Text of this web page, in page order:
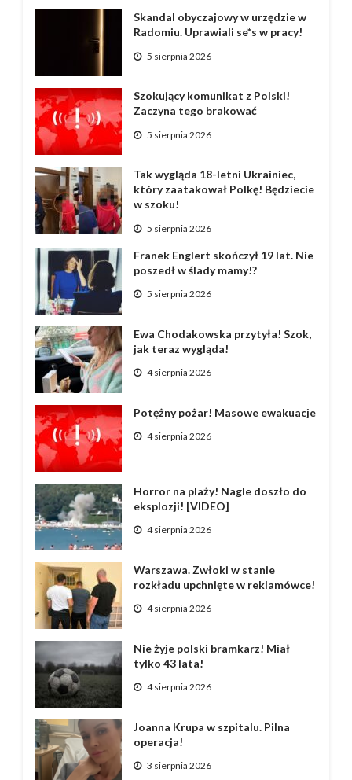
Skandal obyczajowy w urzędzie w
Radomiu. Uprawiali se*s w pracy!
5 sierpnia 2026
Szokujący komunikat z Polski!
Zaczyna tego brakować
5 sierpnia 2026
Tak wygląda 18-letni Ukrainiec,
który zaatakował Polkę! Będziecie
w szoku!
5 sierpnia 2026
Franek Englert skończył 19 lat. Nie
poszedł w ślady mamy!?
5 sierpnia 2026
Ewa Chodakowska przytyła! Szok,
jak teraz wygląda!
4 sierpnia 2026
Potężny pożar! Masowe ewakuacje
4 sierpnia 2026
Horror na plaży! Nagle doszło do
eksplozji! [VIDEO]
4 sierpnia 2026
Warszawa. Zwłoki w stanie
rozkładu upchnięte w reklamówce!
4 sierpnia 2026
Nie żyje polski bramkarz! Miał
tylko 43 lata!
4 sierpnia 2026
Joanna Krupa w szpitalu. Pilna
operacja!
3 sierpnia 2026